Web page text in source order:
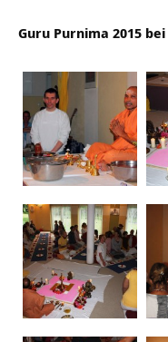
Guru Purnima 2015 bei